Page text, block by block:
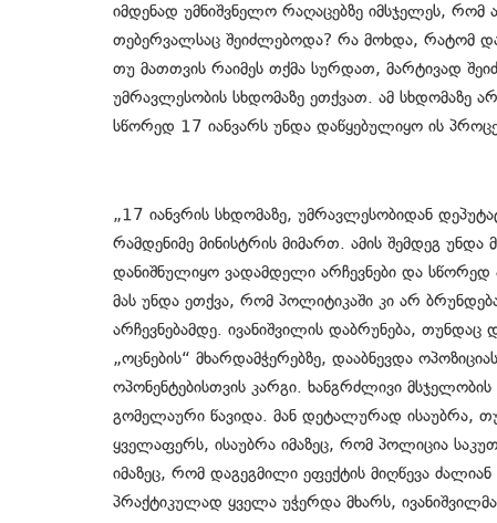
იმდენად უმნიშვნელო რაღაცებზე იმსჯელეს, რომ
თებერვალსაც შეიძლებოდა? რა მოხდა, რატომ
თუ მათთვის რაიმეს თქმა სურდათ, მარტივად
უმრავლესობის სხდომაზე ეთქვათ. ამ სხდომაზე
სწორედ 17 იანვარს უნდა დაწყებულიყო ის
„17 იანვრის სხდომაზე, უმრავლესობიდან
რამდენიმე მინისტრის მიმართ. ამის შემდეგ
დანიშნულიყო ვადამდელი არჩევნები და
მას უნდა ეთქვა, რომ პოლიტიკაში კი არ
არჩევნებამდე. ივანიშვილის დაბრუნება,
„ოცნების“ მხარდამჭერებზე, დააბნევდა
ოპონენტებისთვის კარგი. ხანგრძლივი
გომელაური წავიდა. მან დეტალურად ისაუბრა,
ყველაფერს, ისაუბრა იმაზეც, რომ პოლიცია
იმაზეც, რომ დაგეგმილი ეფექტის მიღწევა
პრაქტიკულად ყველა უჭერდა მხარს,